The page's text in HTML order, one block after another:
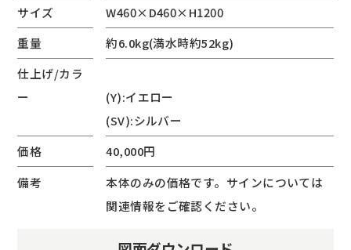
サイズ
W460×D460×H1200
重量
約6.0kg(満水時約52kg)
仕上げ/カラ
ー
(Y):イエロー
(SV):シルバー
価格
40,000円
備考
本体のみの価格です。サインについては
関連情報をご確認ください。